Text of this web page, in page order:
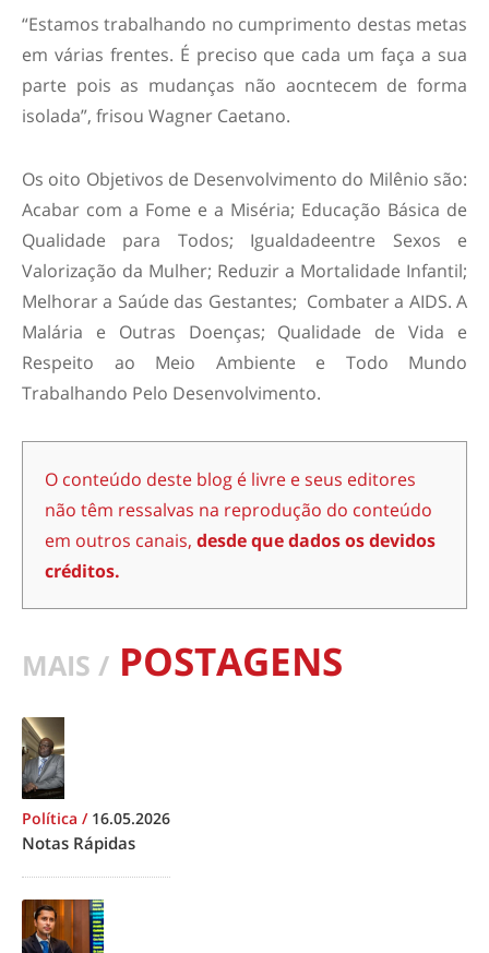
“Estamos trabalhando no cumprimento destas metas
em várias frentes. É preciso que cada um faça a sua
parte pois as mudanças não aocntecem de forma
isolada”, frisou Wagner Caetano.
Os oito Objetivos de Desenvolvimento do Milênio são:
Acabar com a Fome e a Miséria; Educação Básica de
Qualidade para Todos; Igualdadeentre Sexos e
Valorização da Mulher; Reduzir a Mortalidade Infantil;
Melhorar a Saúde das Gestantes; Combater a AIDS. A
Malária e Outras Doenças; Qualidade de Vida e
Respeito ao Meio Ambiente e Todo Mundo
Trabalhando Pelo Desenvolvimento.
O conteúdo deste blog é livre e seus editores
não têm ressalvas na reprodução do conteúdo
em outros canais, desde que dados os devidos
créditos.
MAIS / POSTAGENS
Política / 16.05.2026
Notas Rápidas